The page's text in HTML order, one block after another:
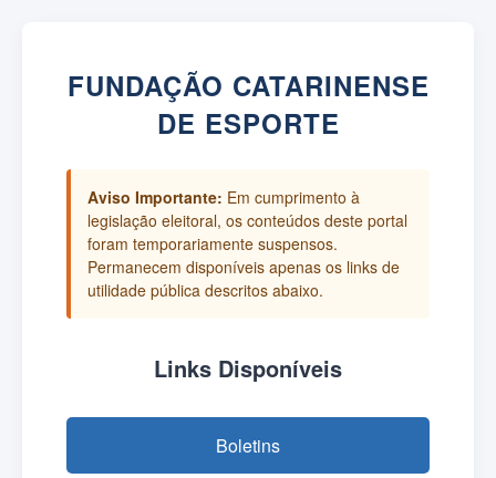
FUNDAÇÃO CATARINENSE
DE ESPORTE
Aviso Importante: Em cumprimento à
legislação eleitoral, os conteúdos deste portal
foram temporariamente suspensos.
Permanecem disponíveis apenas os links de
utilidade pública descritos abaixo.
Links Disponíveis
Boletins